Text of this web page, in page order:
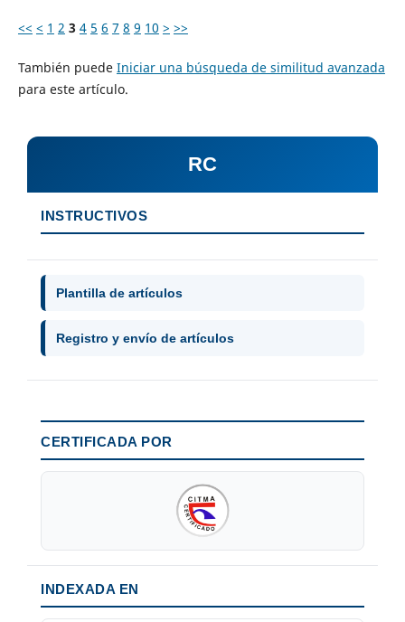
<< < 1 2 3 4 5 6 7 8 9 10 > >>
También puede Iniciar una búsqueda de similitud avanzada
para este artículo.
RC
INSTRUCTIVOS
Plantilla de artículos
Registro y envío de artículos
CERTIFICADA POR
INDEXADA EN